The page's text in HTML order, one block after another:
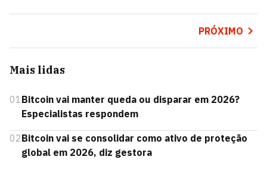
PRÓXIMO
Mais lidas
01Bitcoin vai manter queda ou disparar em 2026?
Especialistas respondem
02Bitcoin vai se consolidar como ativo de proteção
global em 2026, diz gestora